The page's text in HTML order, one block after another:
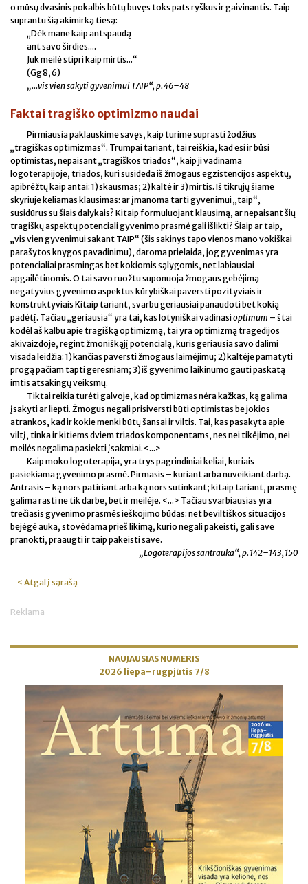
o mūsų dvasinis pokalbis būtų buvęs toks pats ryškus ir gaivinantis. Taip
suprantu šią akimirką tiesą:
„Dėk mane kaip antspaudą
ant savo širdies....
Juk meilė stipri kaip mirtis...“
(Gg 8, 6)
„...vis vien sakyti gyvenimui TAIP“, p. 46–48
Faktai tragiško optimizmo naudai
Pirmiausia paklauskime savęs, kaip turime suprasti žodžius
„tragiškas optimizmas“. Trumpai tariant, tai reiškia, kad esi ir būsi
optimistas, nepaisant „tragiškos triados“, kaip ji vadinama
logoterapijoje, triados, kuri susideda iš žmogaus egzistencijos aspektų,
apibrėžtų kaip antai: 1) skausmas; 2) kaltė ir 3) mirtis. Iš tikrųjų šiame
skyriuje keliamas klausimas: ar įmanoma tarti gyvenimui „taip“,
susidūrus su šiais dalykais? Kitaip formuluojant klausimą, ar nepaisant šių
tragiškų aspektų potenciali gyvenimo prasmė gali išlikti? Šiaip ar taip,
„vis vien gyvenimui sakant TAIP“ (šis sakinys tapo vienos mano vokiškai
parašytos knygos pavadinimu), daroma prielaida, jog gyvenimas yra
potencialiai prasmingas bet kokiomis sąlygomis, net labiausiai
apgailėtinomis. O tai savo ruožtu suponuoja žmogaus gebėjimą
negatyvius gyvenimo aspektus kūrybiškai paversti pozityviais ir
konstruktyviais Kitaip tariant, svarbu geriausiai panaudoti bet kokią
padėtį. Tačiau „geriausia“ yra tai, kas lotyniškai vadinasioptimum – štai
kodėl aš kalbu apie tragišką optimizmą, tai yra optimizmą tragedijos
akivaizdoje, regint žmoniškąjį potencialą, kuris geriausia savo dalimi
visada leidžia: 1) kančias paversti žmogaus laimėjimu; 2) kaltėje pamatyti
progą pačiam tapti geresniam; 3) iš gyvenimo laikinumo gauti paskatą
imtis atsakingų veiksmų.
Tiktai reikia turėti galvoje, kad optimizmas nėra kažkas, ką galima
įsakyti ar liepti. Žmogus negali prisiversti būti optimistas be jokios
atrankos, kad ir kokie menki būtų šansai ir viltis. Tai, kas pasakyta apie
viltį, tinka ir kitiems dviem triados komponentams, nes nei tikėjimo, nei
meilės negalima pasiekti įsakmiai. <...>
Kaip moko logoterapija, yra trys pagrindiniai keliai, kuriais
pasiekiama gyvenimo prasmė. Pirmasis – kuriant arba nuveikiant darbą.
Antrasis – ką nors patiriant arba ką nors sutinkant; kitaip tariant, prasmę
galima rasti ne tik darbe, bet ir meilėje. <...> Tačiau svarbiausias yra
trečiasis gyvenimo prasmės ieškojimo būdas: net beviltiškos situacijos
bejėgė auka, stovėdama prieš likimą, kurio negali pakeisti, gali save
pranokti, praaugti ir taip pakeisti save.
„Logoterapijos santrauka“, p. 142–143, 150
< Atgal į sąrašą
Reklama
NAUJAUSIAS NUMERIS
2026 liepa–rugpjūtis 7/8